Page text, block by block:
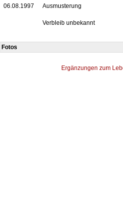
06.08.1997
Ausmusterung
Verbleib unbekannt
Fotos
Ergänzungen zum